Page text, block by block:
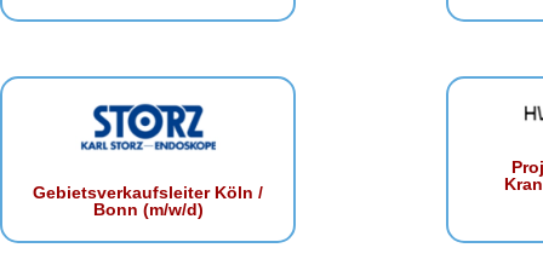
Gebietsverkaufsleiter Köln /
Bonn (m/w/d)